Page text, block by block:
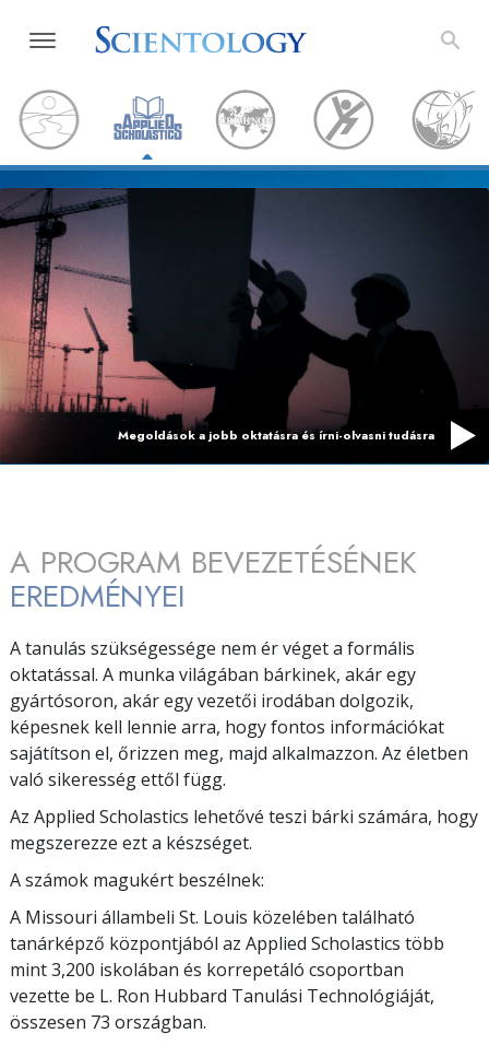
Megoldások a jobb oktatásra és írni-olvasni tudásra
A PROGRAM BEVEZETÉSÉNEK
EREDMÉNYEI
A tanulás szükségessége nem ér véget a formális
oktatással. A munka világában bárkinek, akár egy
gyártósoron, akár egy vezetői irodában dolgozik,
képesnek kell lennie arra, hogy fontos információkat
sajátítson el, őrizzen meg, majd alkalmazzon. Az életben
való sikeresség ettől függ.
Az Applied Scholastics lehetővé teszi bárki számára, hogy
megszerezze ezt a készséget.
A számok magukért beszélnek:
A Missouri állambeli St. Louis közelében található
tanárképző központjából az Applied Scholastics több
mint3,200 iskolában és korrepetáló csoportban
vezette be L. Ron Hubbard Tanulási Technológiáját,
összesen 73 országban.